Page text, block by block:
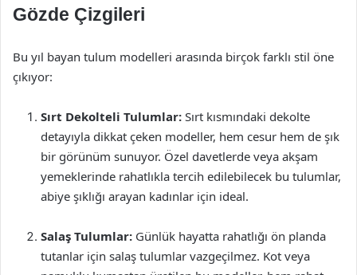
Gözde Çizgileri
Bu yıl bayan tulum modelleri arasında birçok farklı stil öne
çıkıyor:
Sırt Dekolteli Tulumlar: Sırt kısmındaki dekolte
detayıyla dikkat çeken modeller, hem cesur hem de şık
bir görünüm sunuyor. Özel davetlerde veya akşam
yemeklerinde rahatlıkla tercih edilebilecek bu tulumlar,
abiye şıklığı arayan kadınlar için ideal.
Salaş Tulumlar: Günlük hayatta rahatlığı ön planda
tutanlar için salaş tulumlar vazgeçilmez. Kot veya